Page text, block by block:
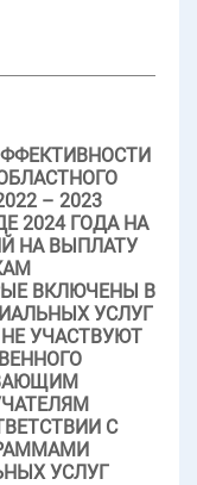
– 2023
2024 ГОДА НА
НА ВЫПЛАТУ
ВКЛЮЧЕНЫ В
УСЛУГ
УЧАСТВУЮТ
С
УСЛУГ